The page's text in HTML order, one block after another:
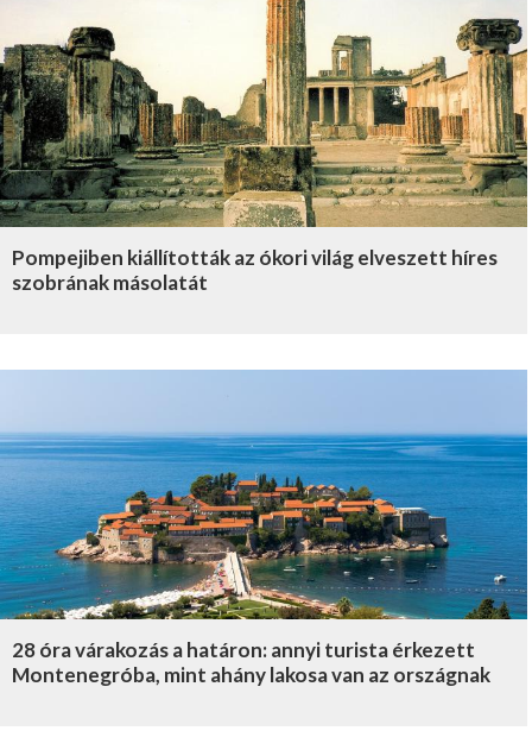
Pompejiben kiállították az ókori világ elveszett híres
szobrának másolatát
28 óra várakozás a határon: annyi turista érkezett
Montenegróba, mint ahány lakosa van az országnak